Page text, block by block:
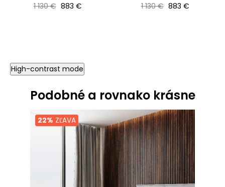
Bežná cena
1 130 € Cena
883 €
Bežná cena
1 130 € Cena
883 €
High-contrast mode
Podobné a rovnako krásne
22% ZĽAVA